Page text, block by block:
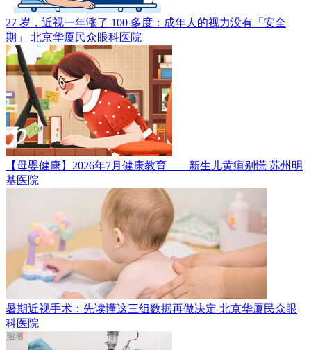
27 岁，近视一年涨了 100 多度：成年人的视力没有「安全
期」 北京华厦民众眼科医院
【母婴健康】2026年7月健康教育——新生儿黄疸别慌 苏州明
基医院
暑期近视手术：先读懂这三组数据再做决定 北京华厦民众眼
科医院